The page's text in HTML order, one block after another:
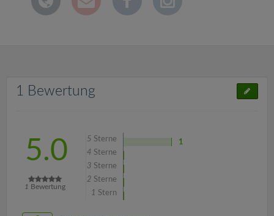
1 Bewertung
5.0
1 Bewertung
5 Sterne
1
4 Sterne
3 Sterne
2 Sterne
1 Stern